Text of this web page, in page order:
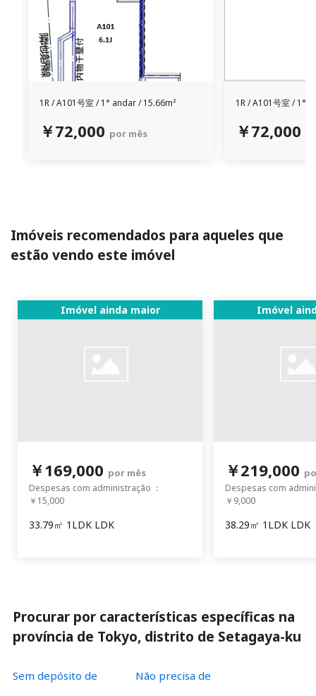
1R /A101号室 /1° andar / 15.66m²
￥72,000 por mês
1R /A101号室 /1°
￥72,000
Imóveis recomendados para aqueles que
estão vendo este imóvel
Imóvel ainda maior
￥169,000 por mês
Despesas com administração ：
￥15,000
33.79㎡ 1LDK LDK
Imóvel
￥219,000
Despesas com
￥9,000
38.29㎡ 1LDK LDK
Procurar por características específicas na
província de Tokyo, distrito de Setagaya-ku
Sem depósito de
Não precisa de